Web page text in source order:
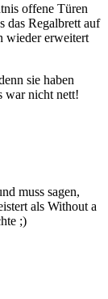
offene Türen
das Regalbrett auf
wieder erweitert
sie haben
war nicht nett!
muss sagen,
als Without a
;)